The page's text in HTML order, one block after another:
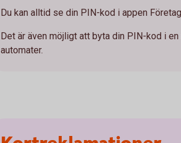
Du kan alltid se din PIN-kod i appen
Det är även möjligt att byta din PIN-kod i en
automater.